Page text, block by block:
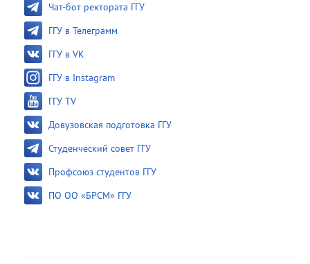
Чат-бот ректората ГГУ
ГГУ в Телеграмм
ГГУ в VK
ГГУ в Instagram
ГГУ TV
Довузовская подготовка ГГУ
Студенческий совет ГГУ
Профсоюз студентов ГГУ
ПО ОО «БРСМ» ГГУ